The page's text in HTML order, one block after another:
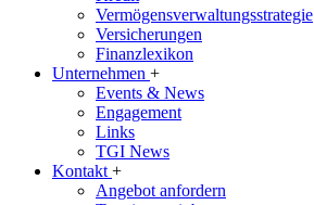
Vermögensverwaltungsstrategie
Versicherungen
Finanzlexikon
Unternehmen +
Events & News
Engagement
Links
TGI News
Kontakt +
Angebot anfordern